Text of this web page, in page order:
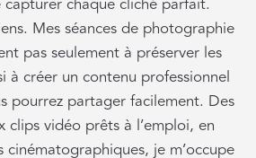
Mes séances de photographie
pas seulement à préserver les
à créer un contenu professionnel
pourrez partager facilement. Des
clips vidéo prêts à l’emploi, en
cinématographiques, je m’occupe